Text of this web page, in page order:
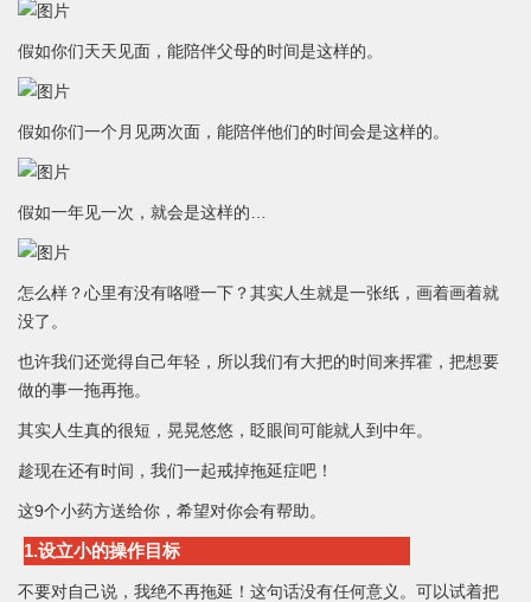
假如你们天天见面，能陪伴父母的时间是这样的。
假如你们一个月见两次面，能陪伴他们的时间会是这样的。
假如一年见一次，就会是这样的…
怎么样？心里有没有咯噔一下？其实人生就是一张纸，画着画着就
没了。
也许我们还觉得自己年轻，所以我们有大把的时间来挥霍，把想要
做的事一拖再拖。
其实人生真的很短，晃晃悠悠，眨眼间可能就人到中年。
趁现在还有时间，我们一起戒掉拖延症吧！
这9个小药方送给你，希望对你会有帮助。
1.设立小的操作目标
不要对自己说，我绝不再拖延！这句话没有任何意义。可以试着把